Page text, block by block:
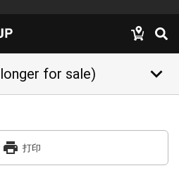
for sale) keyboard_arrow_down
print 打印